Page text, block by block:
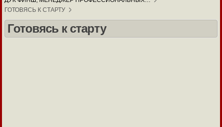
ГОТОВЯСЬ К СТАРТУ
Готовясь к старту